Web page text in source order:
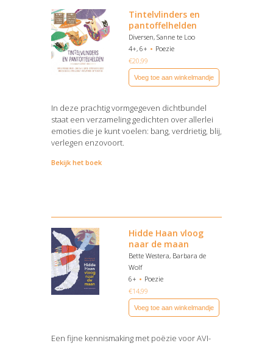
Tintelvlinders en
pantoffelhelden
Diversen, Sanne te Loo
4+, 6+
Poezie
€20,99
Voeg toe aan winkelmandje
In deze prachtig vormgegeven dichtbundel
staat een verzameling gedichten over allerlei
emoties die je kunt voelen: bang, verdrietig, blij,
verlegen enzovoort.
Bekijk het boek
Hidde Haan vloog
naar de maan
Bette Westera, Barbara de
Wolf
6+
Poezie
€14,99
Voeg toe aan winkelmandje
Een fijne kennismaking met poëzie voor AVI-